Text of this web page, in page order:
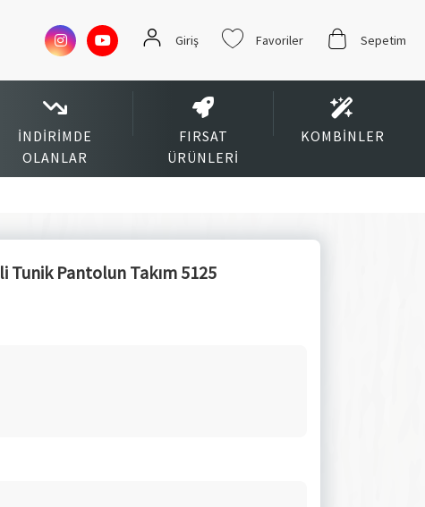
Giriş Favoriler Sepetim
İNDIRIMDE
OLANLAR
FIRSAT
ÜRÜNLERI
KOMBINLER
Tunik Pantolun Takım 5125